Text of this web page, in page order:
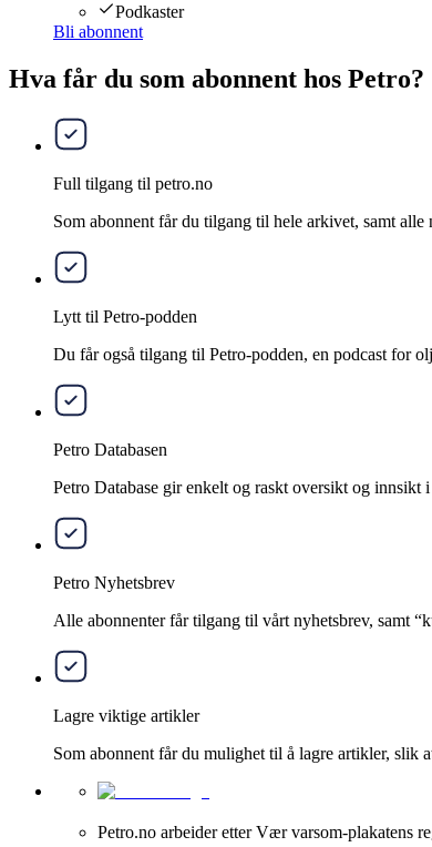
Podkaster
Bli abonnent
Hva får du som abonnent hos Petro?
Full tilgang til petro.no
Som abonnent får du tilgang til hele arkivet, samt alle
Lytt til Petro-podden
Du får også tilgang til Petro-podden, en podcast for
Petro Databasen
Petro Database gir enkelt og raskt oversikt og
Petro Nyhetsbrev
Alle abonnenter får tilgang til vårt nyhetsbrev, samt
Lagre viktige artikler
Som abonnent får du mulighet til å lagre artikler, slik
Petro.no arbeider etter Vær varsom-plakatens